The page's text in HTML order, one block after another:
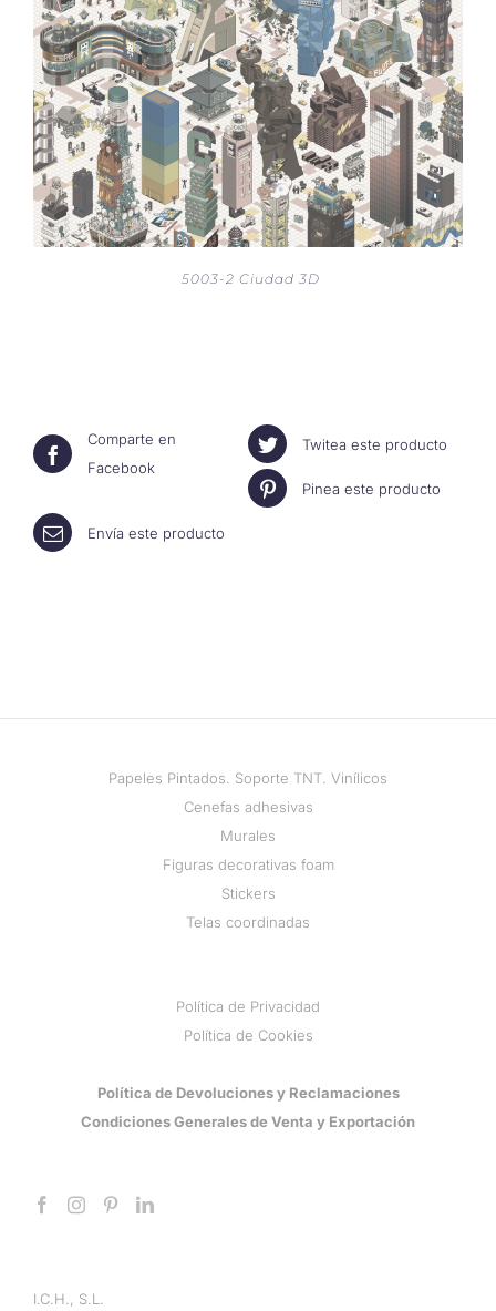
5003-2 Ciudad 3D
Comparte en
Facebook
Twitea este producto
Pinea este producto
Envía este producto
Papeles Pintados. Soporte TNT. Vinílicos
Cenefas adhesivas
Murales
Figuras decorativas foam
Stickers
Telas coordinadas
Política de Privacidad
Política de Cookies
Política de Devoluciones y Reclamaciones
Condiciones Generales de Venta y Exportación
I.C.H., S.L.